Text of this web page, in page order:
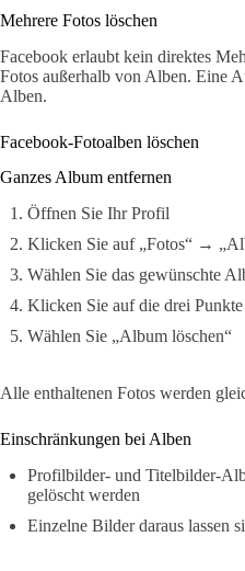
Mehrere Fotos löschen
Facebook erlaubt kein direktes
Fotos außerhalb von Alben. Eine
Alben.
Facebook-Fotoalben löschen
Ganzes Album entfernen
Öffnen Sie Ihr Profil
Klicken Sie auf „Fotos“ →
Wählen Sie das gewünschte
Klicken Sie auf die drei Punkte
Wählen Sie „Album löschen“
Alle enthaltenen Fotos werden
Einschränkungen bei Alben
Profilbilder- und Titelbilder-
gelöscht werden
Einzelne Bilder daraus lassen